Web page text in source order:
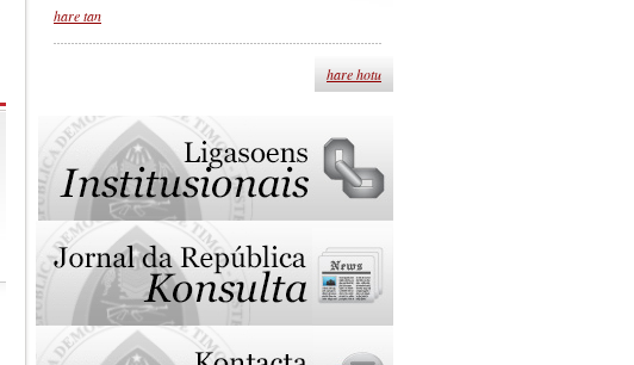
hare tan
hare hotu